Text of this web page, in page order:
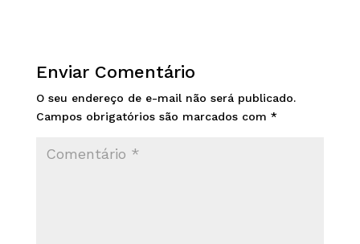
Enviar Comentário
O seu endereço de e-mail não será publicado.
Campos obrigatórios são marcados com *